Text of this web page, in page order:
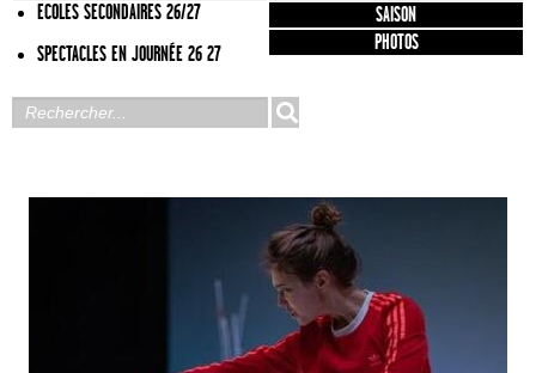
ECOLES SECONDAIRES 26/27
SPECTACLES EN JOURNÉE 26 27
SAISON
PHOTOS